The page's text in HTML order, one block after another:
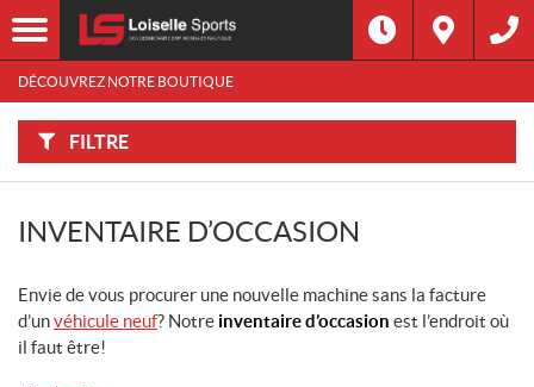
DÉCOUVREZ NOTRE BOUTIQUE
FILTRE
F
I
L
T
R
E
R
Filtre
Année
Prix
Inventaire
INVENTAIRE D’OCCASION
Envie de vous procurer une nouvelle machine sans la facture
d’unvéhicule neuf? Notre inventaire d’occasion est l’endroit où
il faut être!